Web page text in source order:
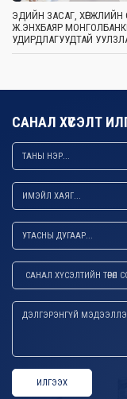
ЭДИЙН ЗАСАГ,
Ж.ЭНХБАЯР
УДИРДЛАГУУДТАЙ
САНАЛ ХҮСЭЛТ
ИЛГЭЭХ